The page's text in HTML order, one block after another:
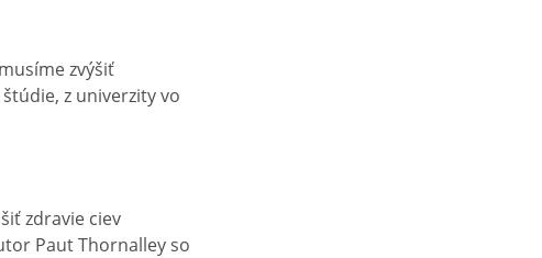
zvýšiť
z univerzity vo
zdravie ciev
Paut Thornalley so